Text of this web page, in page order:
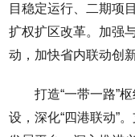
目稳定运行、二期项
扩权扩区改革。加强
动，加快省内联动创
打造“一带一路”
设，深化“四港联动”